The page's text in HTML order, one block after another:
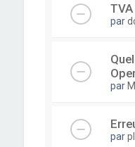
par
par
par